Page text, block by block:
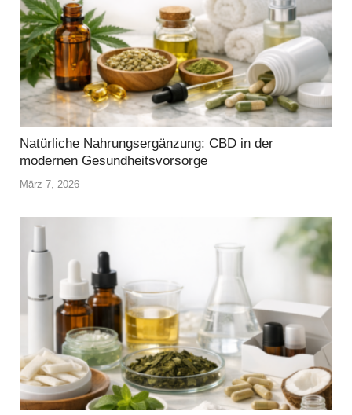
Natürliche Nahrungsergänzung: CBD in der
modernen Gesundheitsvorsorge
März 7, 2026